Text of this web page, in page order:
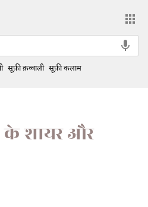
के शायर और
सूफ़ी क़व्वाली सूफ़ी कलाम